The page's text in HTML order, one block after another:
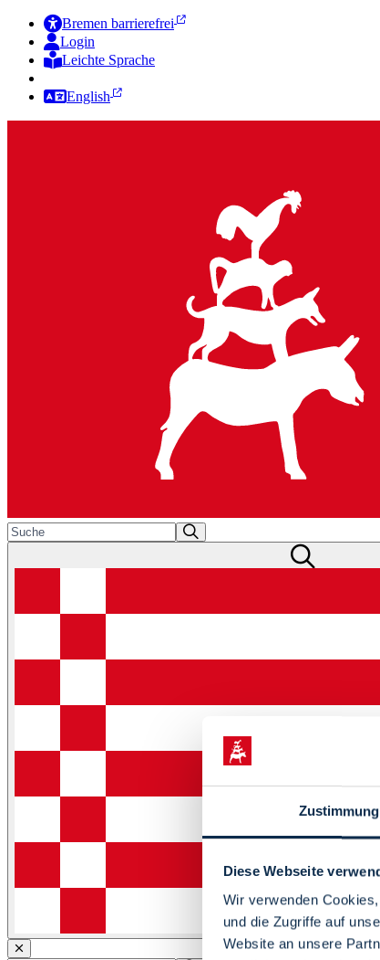
Zustimmung
Diese Webseite
Wir verwenden
und die Zugriffe auf
Website an unsere
Bremen barrierefrei
Login
Leichte Sprache
English